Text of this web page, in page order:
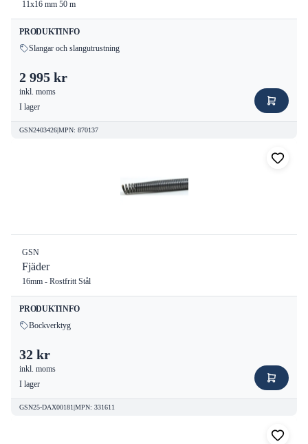
11x16 mm 50 m
PRODUKTINFO
Slangar och slangutrustning
2 995 kr
inkl. moms
I lager
GSN2403426|MPN: 870137
GSN
Fjäder
16mm - Rostfritt Stål
PRODUKTINFO
Bockverktyg
32 kr
inkl. moms
I lager
GSN25-DAX00181|MPN: 331611